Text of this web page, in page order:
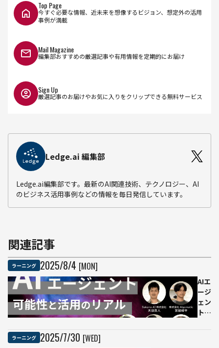
Top Page
今すぐ必要な情報、近未来を想像するビジョン、想定外の活用
事例が満載
Mail Magazine
編集部おすすめの厳選記事や有用情報を定期的にお届け
Sign Up
厳選記事のお届けやお気に入りをクリップできる無料サービス
Ledge.ai 編集部
Ledge.ai編集部です。最新のAI関連技術、テクノロジー、AI
のビジネス活用事例などの情報を毎日発信しています。
関連記事
ラーニング 2025/8/4 [MON]
AIエ
ージ
ェン
トの
ラーニング 2025/7/30 [WED]